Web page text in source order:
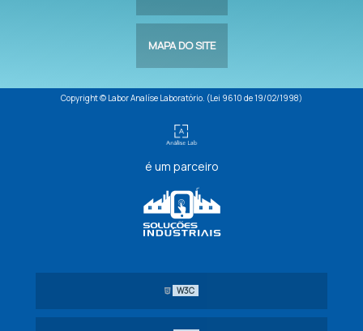
MAPA DO SITE
Copyright © Labor Analíse Laboratório. (Lei 9610 de 19/02/1998)
é um parceiro
W3C